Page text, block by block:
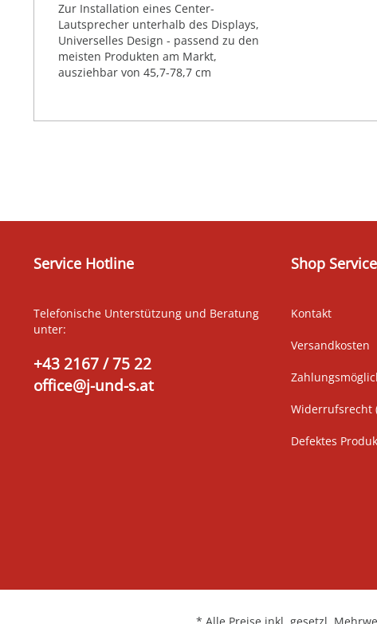
Zur Installation eines Center-
Lautsprecher unterhalb des Displays,
Universelles Design - passend zu den
meisten Produkten am Markt,
ausziehbar von 45,7-78,7 cm
Service Hotline
Telefonische Unterstützung und Beratung
unter:
+43 2167 / 75 22
office@j-und-s.at
Shop Service
Kontakt
Versandkosten
Widerrufsrecht
Defektes